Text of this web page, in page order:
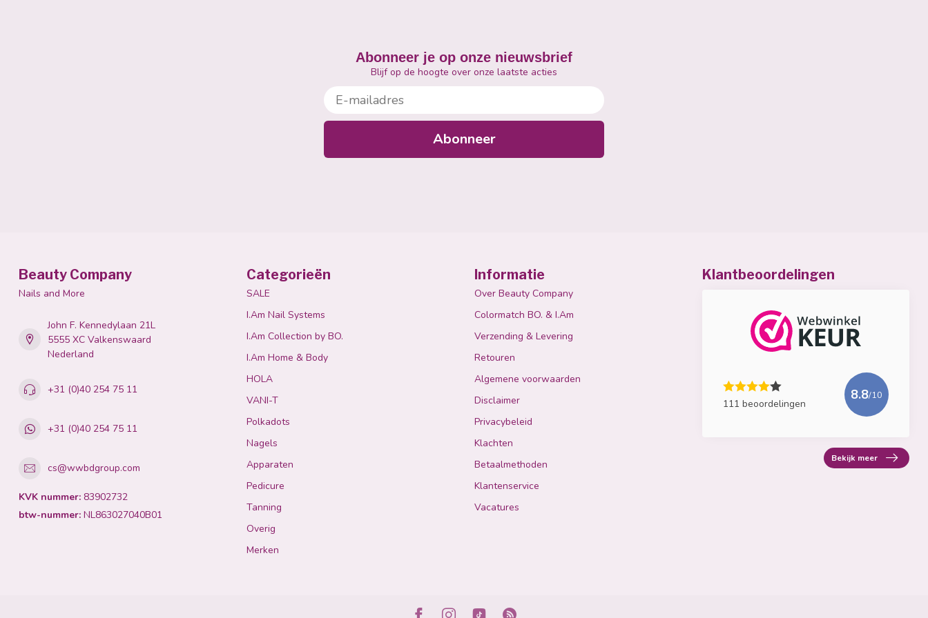
Abonneer je op onze nieuwsbrief
Blijf op de hoogte over onze laatste acties
E-mailadres
Abonneer
Beauty Company
Nails and More
John F. Kennedylaan 21L
5555 XC Valkenswaard
Nederland
+31 (0)40 254 75 11
+31 (0)40 254 75 11
cs@wwbdgroup.com
KVK nummer: 83902732
btw-nummer: NL863027040B01
Categorieën
SALE
I.Am Nail Systems
I.Am Collection by BO.
I.Am Home & Body
HOLA
VANI-T
Polkadots
Nagels
Apparaten
Pedicure
Tanning
Overig
Merken
Informatie
Over Beauty Company
Colormatch BO. & I.Am
Verzending & Levering
Retouren
Algemene voorwaarden
Disclaimer
Privacybeleid
Klachten
Betaalmethoden
Klantenservice
Vacatures
Klantbeoordelingen
111 beoordelingen
8.8/10
Bekijk meer